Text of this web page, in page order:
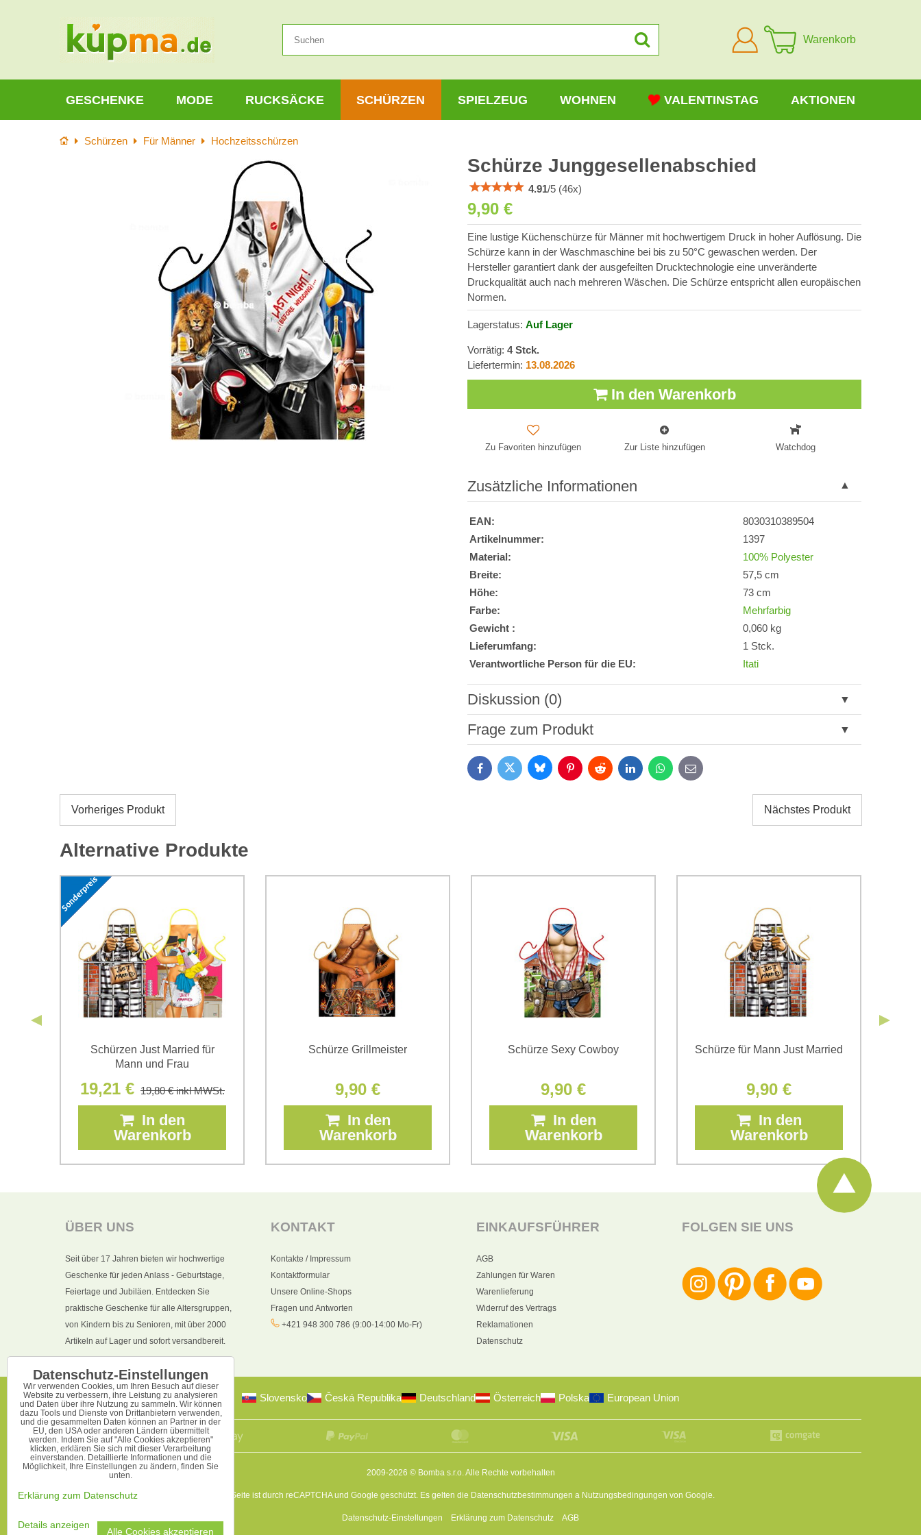
Anmelden
Warenkorb
GESCHENKE MODE RUCKSÄCKE SCHÜRZEN SPIELZEUG WOHNEN VALENTINSTAG AKTIONEN
StartseiteSchürzen Für Männer Hochzeitsschürzen
Schürze Junggesellenabschied
4.91/5 (46x)
9,90 €
Eine lustige Küchenschürze für Männer mit hochwertigem Druck in hoher Auflösung. Die
Schürze kann in der Waschmaschine bei bis zu 50°C gewaschen werden. Der
Hersteller garantiert dank der ausgefeilten Drucktechnologie eine unveränderte
Druckqualität auch nach mehreren Wäschen. Die Schürze entspricht allen europäischen
Normen.
Lagerstatus: Auf Lager
Vorrätig: 4Stck.
Liefertermin: 13.08.2026
In den Warenkorb
Zu Favoriten hinzufügen Zur Liste hinzufügen Watchdog
Zusätzliche Informationen
EAN:
8030310389504
Artikelnummer:
1397
Material:
100% Polyester
Breite:
57,5 cm
Höhe:
73 cm
Farbe:
Mehrfarbig
Gewicht :
0,060 kg
Lieferumfang:
1 Stck.
Verantwortliche Person für die EU:
Itati
Diskussion (0)
Neuer Kommentar
Daten zum Zwecke der Absendung einverstanden. Ich habe
Frage zum Produkt
FacebookTwitter BlueskyPinterestReddit LinkedInWhatsApp
E-
mail
Vorheriges Produkt Nächstes Produkt
Alternative Produkte
Schürzen Just Married für
Mann und Frau
19,21 € 19,80 €inkl MWSt.
In den
Warenkorb
Schürze Grillmeister
9,90 €
In den
Warenkorb
Schürze Sexy Cowboy
9,90 €
In den
Warenkorb
Schürze für Mann Just Married
9,90 €
In den
Warenkorb
ÜBER UNS
Seit über 17 Jahren bieten wir hochwertige
Geschenke für jeden Anlass - Geburtstage,
Feiertage und Jubiläen. Entdecken Sie
praktische Geschenke für alle Altersgruppen,
von Kindern bis zu Senioren, mit über 2000
Artikeln auf Lager und sofort versandbereit.
KONTAKT
Kontakte / Impressum
Kontaktformular
Unsere Online-Shops
Fragen und Antworten
+421 948 300 786 (9:00-14:00 Mo-Fr)
EINKAUFSFÜHRER
AGB
Zahlungen für Waren
Warenlieferung
Widerruf des Vertrags
Reklamationen
Datenschutz
FOLGEN SIE UNS
Slovensko Česká Republika Deutschland Österreich Polska European Union
2009-2026 © Bomba s.r.o.Alle Rechte vorbehalten
Diese Seite ist durch reCAPTCHA und Google geschützt. Es gelten die Datenschutzbestimmungen a Nutzungsbedingungen von Google.
Datenschutz-Einstellungen Erklärung zum Datenschutz AGB
Datenschutz-Einstellungen
Wir verwenden Cookies, um Ihren Besuch auf dieser
Website zu verbessern, ihre Leistung zu analysieren
und Daten über ihre Nutzung zu sammeln. Wir können
dazu Tools und Dienste von Drittanbietern verwenden,
und die gesammelten Daten können an Partner in der
EU, den USA oder anderen Ländern übermittelt
werden. Indem Sie auf "Alle Cookies akzeptieren"
klicken, erklären Sie sich mit dieser Verarbeitung
einverstanden. Detaillierte Informationen und die
Möglichkeit, Ihre Einstellungen zu ändern, finden Sie
unten.
Erklärung zum Datenschutz
Details anzeigen
Alle Cookies akzeptieren